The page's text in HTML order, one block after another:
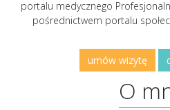
portalu medycznego
pośrednictwem portalu
umów wizytę
O